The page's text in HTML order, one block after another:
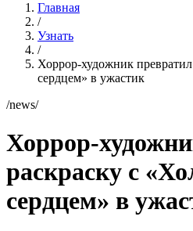
Главная
/
Узнать
/
Хоррор-художник
сердцем» в ужастик
/news/
Хоррор-
раскраску с
сердцем» в